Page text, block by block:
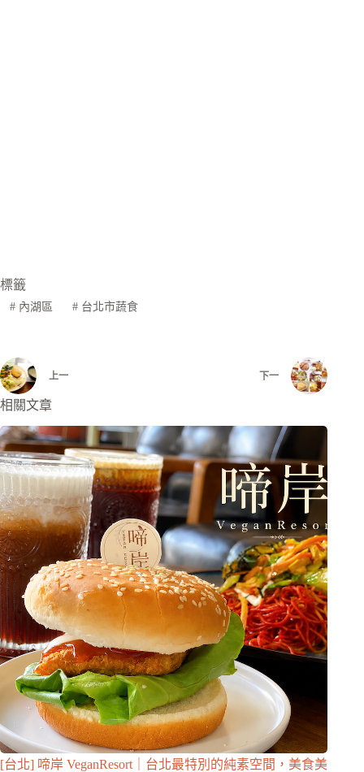
標籤
#內湖區 #台北市蔬食
上一 下一
相關文章
[台北] 啼岸 VeganResort｜台北最特別的純素空間，美食美